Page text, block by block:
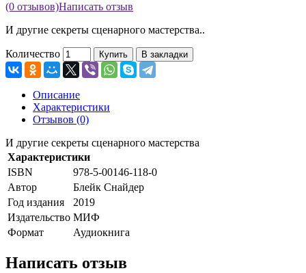
(0 отзывов)Написать отзыв
И другие секреты сценарного мастерства..
Количество Купить В закладки
Описание
Характеристики
Отзывов (0)
И другие секреты сценарного мастерства
Характеристики
ISBN
978-5-00146-118-0
Автор
Блейк Снайдер
Год издания
2019
Издательство МИФ
Формат
Аудиокнига
Написать отзыв